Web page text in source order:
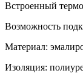
Встроенный
Возможность
Материал:
Изоляция: